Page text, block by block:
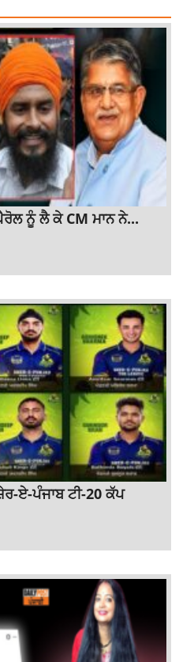
ਨੂੰ ਲੈ ਕੇ CM ਮਾਨ ਨੇ...
ਏ-ਪੰਜਾਬ ਟੀ-20 ਕੱਪ